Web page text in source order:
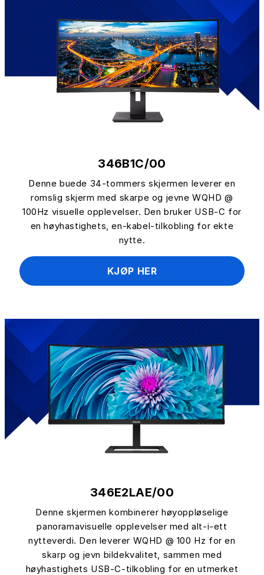
346B1C/00
Denne buede 34-tommers skjermen leverer en
romslig skjerm med skarpe og jevne WQHD @
100Hz visuelle opplevelser. Den bruker USB-C for
en høyhastighets, en-kabel-tilkobling for ekte
nytte.
KJØP HER
346E2LAE/00
Denne skjermen kombinerer høyoppløselige
panoramavisuelle opplevelser med alt-i-ett
nytteverdi. Den leverer WQHD @ 100 Hz for en
skarp og jevn bildekvalitet, sammen med
høyhastighets USB-C-tilkobling for en utmerket